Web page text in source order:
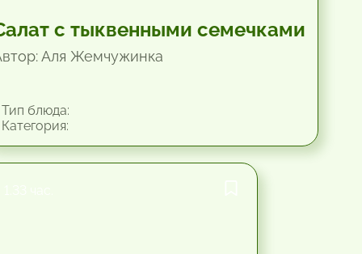
с тыквенными семечками
Аля Жемчужинка
блюда: